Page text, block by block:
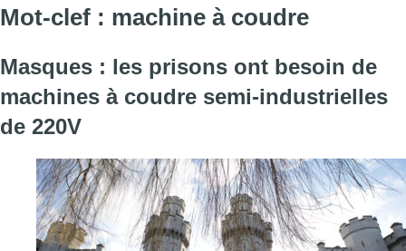
Mot-clef : machine à coudre
Masques : les prisons ont besoin de
machines à coudre semi-industrielles
de 220V